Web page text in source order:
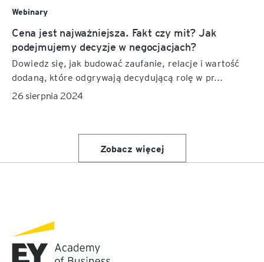
Webinary
Cena jest najważniejsza. Fakt czy mit? Jak
podejmujemy decyzje w negocjacjach?
Dowiedz się, jak budować zaufanie, relacje i wartość
dodaną, które odgrywają decydującą rolę w pr...
26 sierpnia 2024
Zobacz więcej